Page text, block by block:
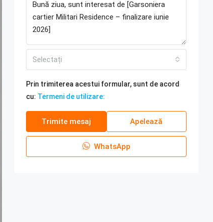
Selectați
Prin trimiterea acestui formular, sunt de acord
cu: Termeni de utilizare:
Trimite mesaj Apelează
WhatsApp